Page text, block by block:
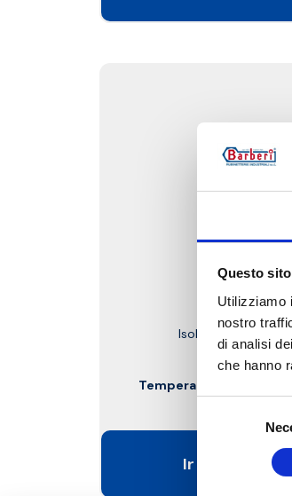
Questo
Utilizziamo
nostro
di analisi
che hanno
del
V20.1
Isolamento para kit
Temperatura máxima
140 °C
Ir para o